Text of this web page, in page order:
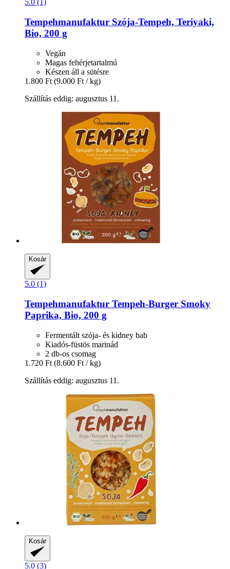
5.0 (1)
Tempehmanufaktur Szója-​Tempeh, Teriyaki,
Bio, 200 g
Vegán
Magas fehérjetartalmú
Készen áll a sütésre
1.800 Ft (9.000 Ft / kg)
Szállítás eddig: augusztus 11.
Kosár
5.0 (1)
Tempehmanufaktur Tempeh-​Burger Smoky
Paprika, Bio, 200 g
Fermentált szója- és kidney bab
Kiadós-füstös marinád
2 db-os csomag
1.720 Ft (8.600 Ft / kg)
Szállítás eddig: augusztus 11.
Kosár
5.0 (3)